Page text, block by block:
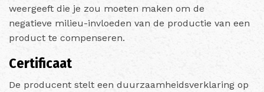
weergeeft die je zou moeten maken om de
negatieve milieu-invloeden van de productie van een
product te compenseren.
Certificaat
De producent stelt een duurzaamheidsverklaring op